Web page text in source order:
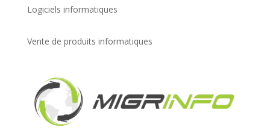
Logiciels informatiques
Vente de produits informatiques